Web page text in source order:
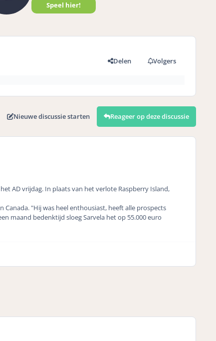
Speel hier!
Delen Volgers
Nieuwe discussie starten Reageer op deze discussie
AD vrijdag. In plaats van het verlote Raspberry Island,
"Hij was heel enthousiast, heeft alle prospects
maand bedenktijd sloeg Sarvela het op 55.000 euro